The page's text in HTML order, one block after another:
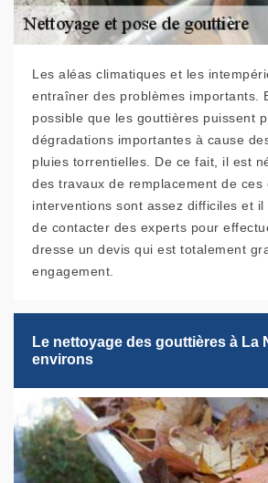
Les aléas climatiques et les
entraîner des problèmes importants.
possible que les gouttières puissent
dégradations importantes à cause
pluies torrentielles. De ce fait, il est
des travaux de remplacement de ces
interventions sont assez difficiles et il
de contacter des experts pour
dresse un devis qui est totalement
engagement.
Le nettoyage des gouttières à La
environs